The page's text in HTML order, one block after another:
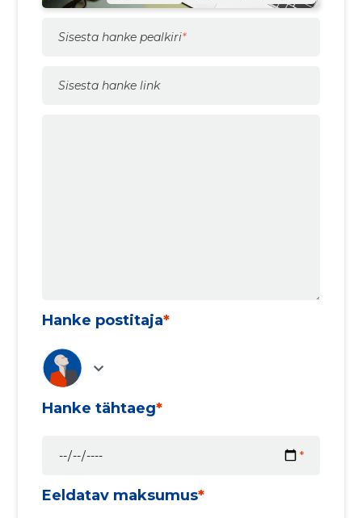
Sisesta hanke pealkiri
Sisesta hanke link
Hanke postitaja
Hanke tähtaeg
Eeldatav maksumus